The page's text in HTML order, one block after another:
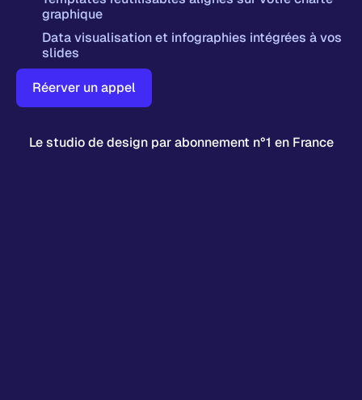
graphique
Data visualisation et infographies intégrées à vos
slides
Réerver un appel
Le studio de design par abonnement n°1 en France